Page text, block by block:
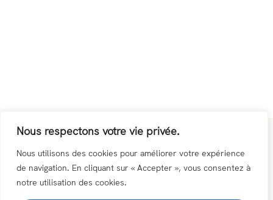
Nous respectons votre vie privée.
Nous utilisons des cookies pour améliorer votre expérience
de navigation. En cliquant sur « Accepter », vous consentez à
notre utilisation des cookies.
Inclusive Yoga – Centre de yoga 17 rue de Nuits, Lyon Croix-Rousse.